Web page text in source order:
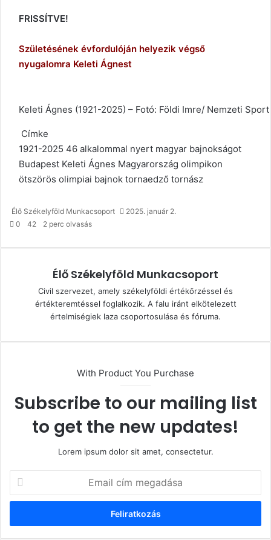
FRISSÍTVE!
Születésének évfordulóján helyezik végső
nyugalomra Keleti Ágnest
Keleti Ágnes (1921-2025) – Fotó: Földi Imre/ Nemzeti Sport
Címke
1921-2025 46 alkalommal nyert magyar bajnokságot
Budapest Keleti Ágnes Magyarország olimpikon
ötszörös olimpiai bajnok tornaedző tornász
Élő Székelyföld Munkacsoport
2025. január 2.
0
42 2 perc olvasás
Élő Székelyföld Munkacsoport
Civil szervezet, amely székelyföldi értékőrzéssel és
értékteremtéssel foglalkozik. A falu iránt elkötelezett
értelmiségiek laza csoportosulása és fóruma.
With Product You Purchase
Subscribe to our mailing list
to get the new updates!
Lorem ipsum dolor sit amet, consectetur.
cím
megadása